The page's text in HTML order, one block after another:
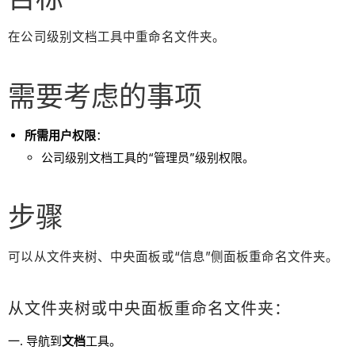
在公司级别文档工具中重命名文件夹。
需要考虑的事项
所需用户权限：
公司级别文档工具的“管理员”级别权限。
步骤
可以从文件夹树、中央面板或“信息”侧面板重命名文件夹。
从文件夹树或中央面板重命名文件夹：
导航到文档工具。